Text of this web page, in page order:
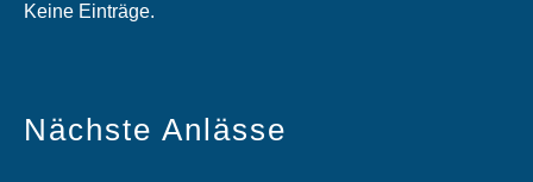
Keine Einträge.
Nächste Anlässe